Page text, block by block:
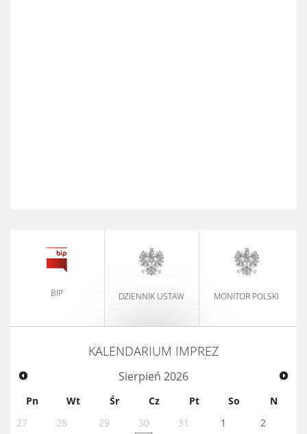
BIP DZIENNIK USTAW MONITOR POLSKI
KALENDARIUM IMPREZ
Sierpień 2026
Pn Wt Śr Cz Pt So
N
27
28 29 30 31 1
2